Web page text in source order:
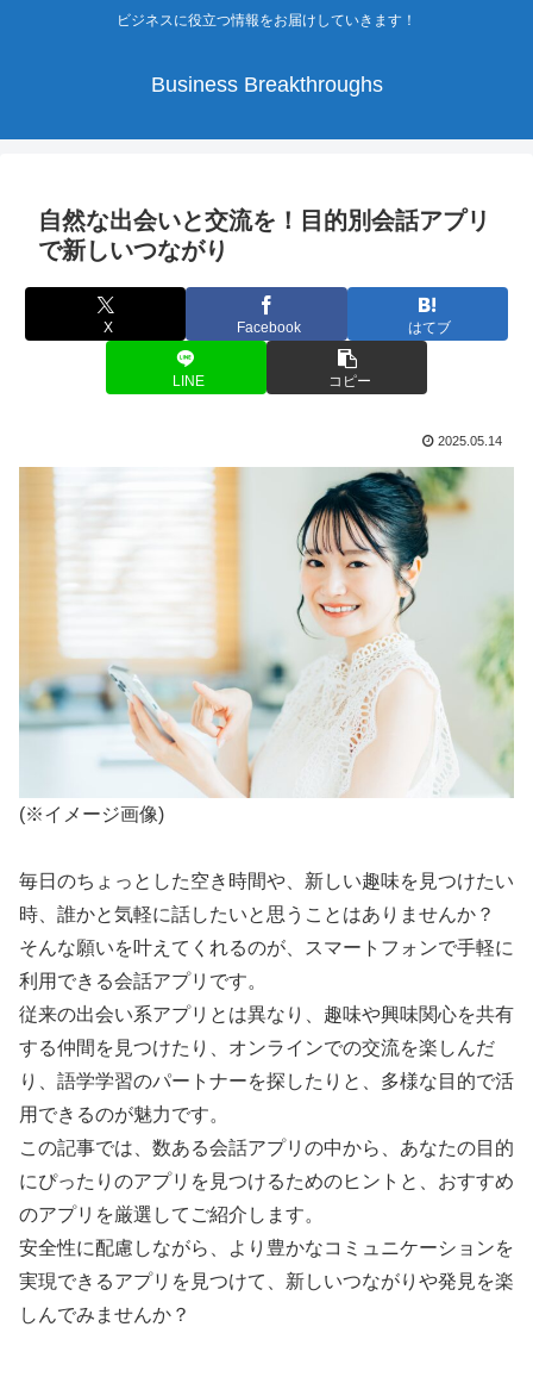
ビジネスに役立つ情報をお届けしていきます！
Business Breakthroughs
自然な出会いと交流を！目的別会話アプリ
で新しいつながり
X Facebook はてブ
LINE コピー
2025.05.14
(※イメージ画像)
毎日のちょっとした空き時間や、新しい趣味を見つけたい
時、誰かと気軽に話したいと思うことはありませんか？
そんな願いを叶えてくれるのが、スマートフォンで手軽に
利用できる会話アプリです。
従来の出会い系アプリとは異なり、趣味や興味関心を共有
する仲間を見つけたり、オンラインでの交流を楽しんだ
り、語学学習のパートナーを探したりと、多様な目的で活
用できるのが魅力です。
この記事では、数ある会話アプリの中から、あなたの目的
にぴったりのアプリを見つけるためのヒントと、おすすめ
のアプリを厳選してご紹介します。
安全性に配慮しながら、より豊かなコミュニケーションを
実現できるアプリを見つけて、新しいつながりや発見を楽
しんでみませんか？